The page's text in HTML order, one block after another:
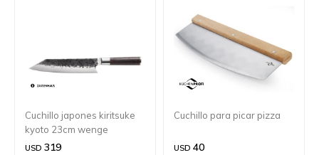
Cuchillo japones kiritsuke
kyoto 23cm wenge
Zassenhaus
USD 319
Cuchillo para picar pizza
USD 40